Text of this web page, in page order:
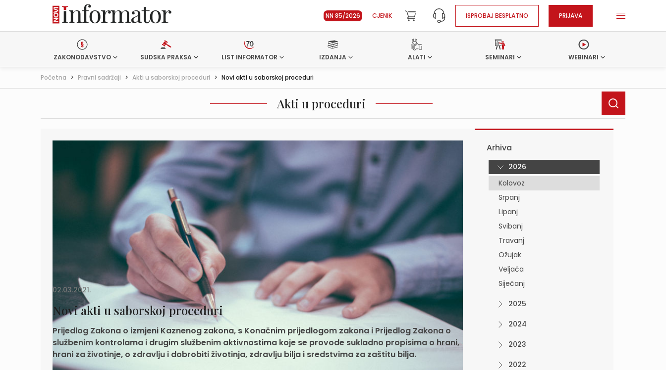
NN 85/2026 CJENIK ISPROBAJ BESPLATNO PRIJAVA
ZAKONODAVSTVO SUDSKA PRAKSA LIST INFORMATOR IZDANJA ALATI SEMINARI WEBINARI
Početna > Pravni sadržaji > Akti u saborskoj proceduri > Novi akti u saborskoj proceduri
Akti u proceduri
02.03.2021.
Novi akti u saborskoj proceduri
Prijedlog Zakona o izmjeni Kaznenog zakona, s Konačnim prijedlogom zakona i Prijedlog Zakona o
službenim kontrolama i drugim službenim aktivnostima koje se provode sukladno propisima o hrani,
hrani za životinje, o zdravlju i dobrobiti životinja, zdravlju bilja i sredstvima za zaštitu bilja.
Arhiva
2026
Kolovoz
Srpanj
Lipanj
Svibanj
Travanj
Ožujak
Veljača
Siječanj
2025
2024
2023
2022